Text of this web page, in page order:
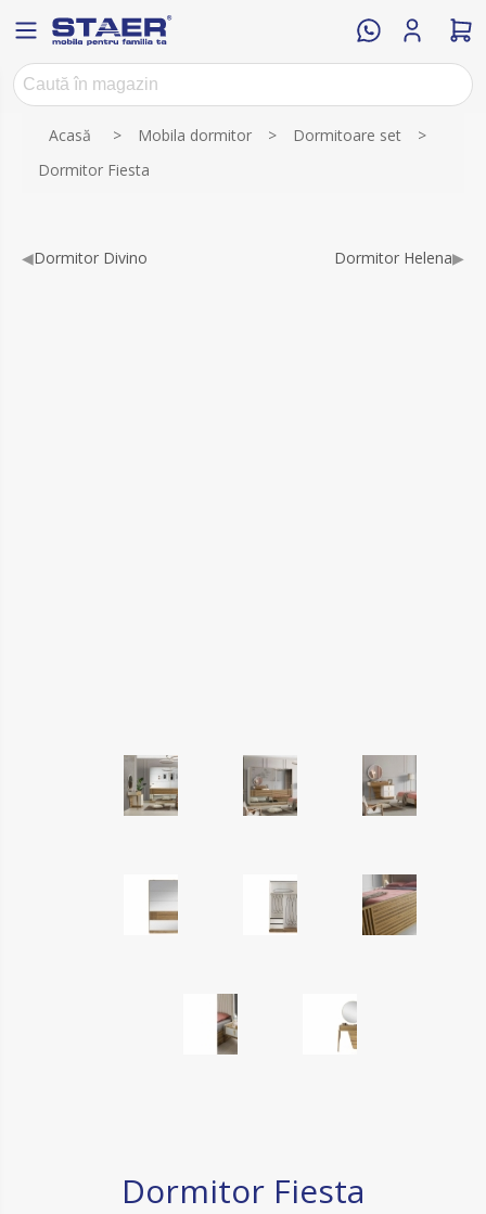
Acasă > Mobila dormitor > Dormitoare set
>
Dormitor Fiesta
◀Dormitor Divino Dormitor Helena▶
Dormitor Fiesta
Numele atributului Valoarea atributului